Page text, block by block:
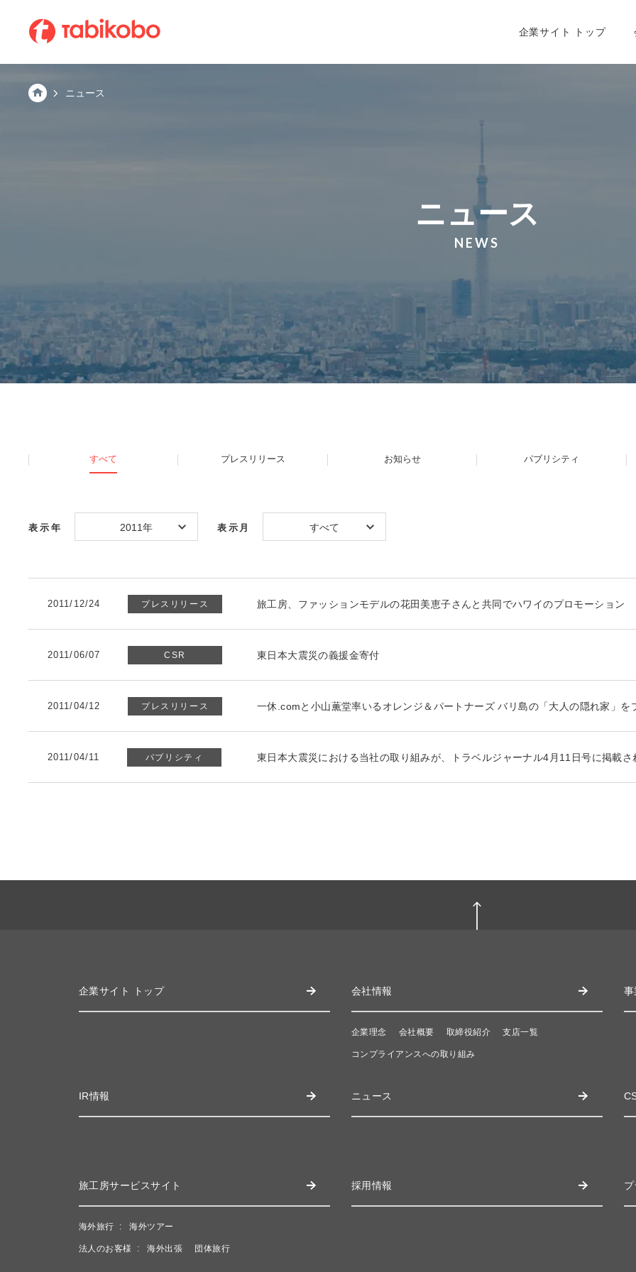
企業サイト トップ
ABOUT TABIKOBO
ニュース
ニュース
NEWS
すべて プレスリリース お知らせ パブリシティ
表示年 2011年 表示月 すべて
2011/12/24 プレスリリース 旅工房、ファッションモデルの花田美恵子さんと共同でハワイのプロモーション
2011/06/07 CSR 東日本大震災の義援金寄付
2011/04/12 プレスリリース 一休.comと小山薫堂率いるオレンジ＆パートナーズ バリ島の「大人の隠れ家」を
2011/04/11 パブリシティ 東日本大震災における当社の取り組みが、トラベルジャーナル4月11日号に掲載さ
企業サイト トップ 会社情報
企業理念 会社概要 取締役紹介 支店一覧
コンプライアンスへの取り組み
事
IR情報 ニュース
旅工房サービスサイト
海外旅行 海外ツアー
法人のお客様 海外出張 団体旅行
採用情報